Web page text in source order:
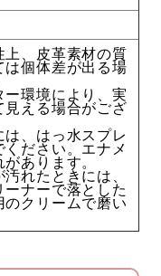
上、皮革素材の質
個体差が出る場
ー環境により、実
える場合がござ
は、はっ水スプレ
ださい。エナメ
あります。
れたときには、
ナーで落とした
クリームで磨い